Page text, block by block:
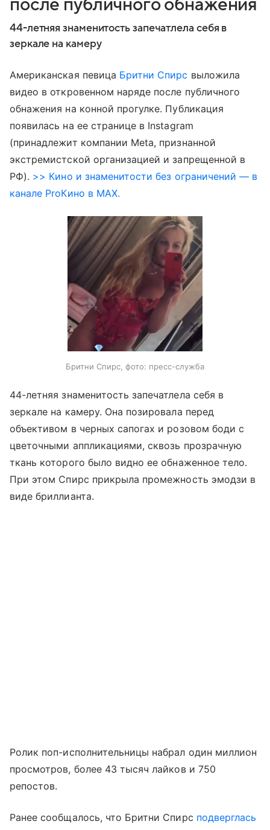
после публичного обнажения
44-летняя знаменитость запечатлела себя в
зеркале на камеру
Американская певица Бритни Спирс выложила
видео в откровенном наряде после публичного
обнажения на конной прогулке. Публикация
появилась на ее странице в Instagram
(принадлежит компании Meta, признанной
экстремистской организацией и запрещенной в
РФ). >> Кино и знаменитости без ограничений — в
канале ProКино в MAX.
Бритни Спирс, фото: пресс-служба
44-летняя знаменитость запечатлела себя в
зеркале на камеру. Она позировала перед
объективом в черных сапогах и розовом боди с
цветочными аппликациями, сквозь прозрачную
ткань которого было видно ее обнаженное тело.
При этом Спирс прикрыла промежность эмодзи в
виде бриллианта.
Ролик поп-исполнительницы набрал один миллион
просмотров, более 43 тысяч лайков и 750
репостов.
Ранее сообщалось, что Бритни Спирс подверглась